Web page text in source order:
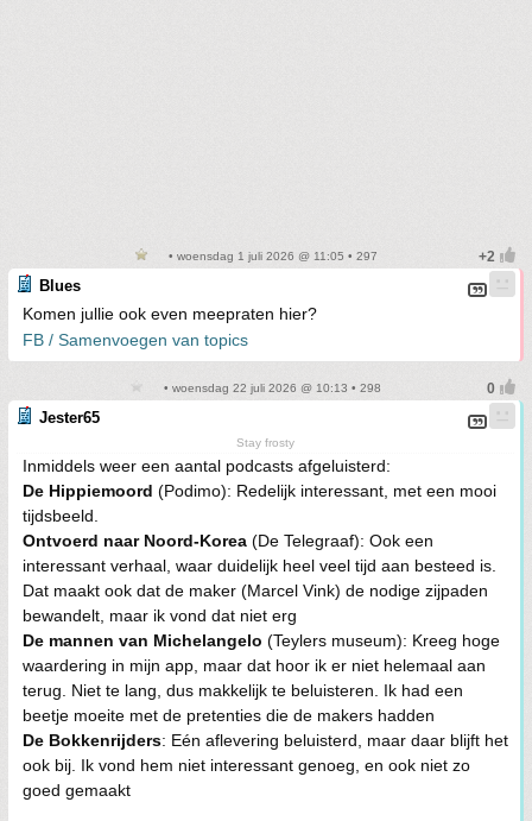
• woensdag 1 juli 2026 @ 11:05 • 297
Blues
Komen jullie ook even meepraten hier?
FB / Samenvoegen van topics
• woensdag 22 juli 2026 @ 10:13 • 298
Jester65
Stay frosty
Inmiddels weer een aantal podcasts afgeluisterd:
De Hippiemoord (Podimo): Redelijk interessant, met een mooi
tijdsbeeld.
Ontvoerd naar Noord-Korea (De Telegraaf): Ook een
interessant verhaal, waar duidelijk heel veel tijd aan besteed is.
Dat maakt ook dat de maker (Marcel Vink) de nodige zijpaden
bewandelt, maar ik vond dat niet erg
De mannen van Michelangelo (Teylers museum): Kreeg hoge
waardering in mijn app, maar dat hoor ik er niet helemaal aan
terug. Niet te lang, dus makkelijk te beluisteren. Ik had een
beetje moeite met de pretenties die de makers hadden
De Bokkenrijders: Eén aflevering beluisterd, maar daar blijft het
ook bij. Ik vond hem niet interessant genoeg, en ook niet zo
goed gemaakt